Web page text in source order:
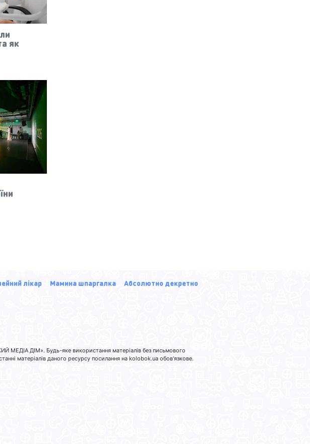
як
лікар Мамина шпаргалка Абсолютно декретно
МЕДІА ДІМ». Будь-яке використання матеріалів без письмового
матеріалів даного ресурсу посилання на kolobok.ua обов'язкове.